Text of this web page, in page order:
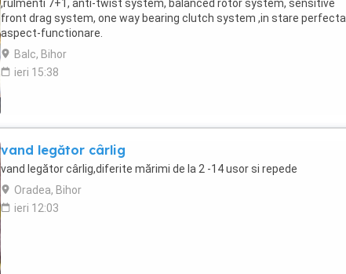
,rulmenti 7+1, anti-twist system, balanced rotor system, sensitive
front drag system, one way bearing clutch system ,in stare perfecta
aspect-functionare.
Balc, Bihor
ieri 15:38
vand legător cârlig
vand legător cârlig,diferite mărimi de la 2 -14 usor si repede
Oradea, Bihor
ieri 12:03